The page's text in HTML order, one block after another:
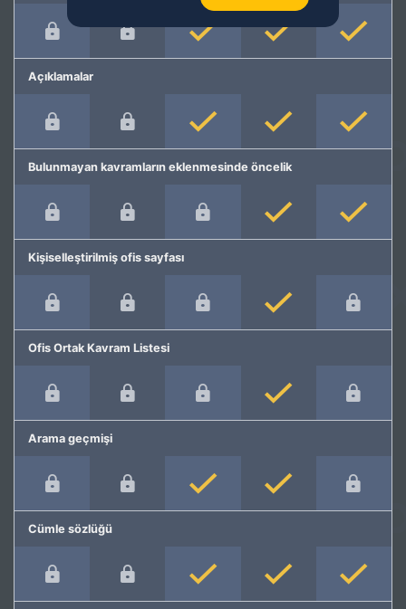
Açıklamalar
Bulunmayan kavramların eklenmesinde öncelik
Kişiselleştirilmiş ofis sayfası
Ofis Ortak Kavram Listesi
Arama geçmişi
Cümle sözlüğü